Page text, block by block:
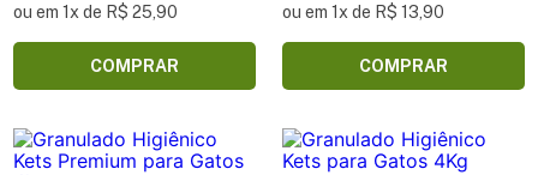
ou em 1x de R$ 25,90
COMPRAR
ou em 1x de R$ 13,90
COMPRAR